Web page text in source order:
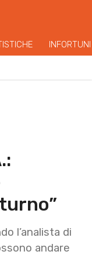
INFORTUNI
l’analista di
andare